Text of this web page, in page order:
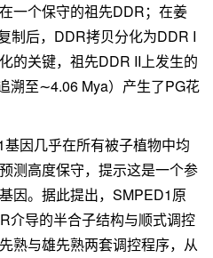
一个保守的祖先DDR；在姜
制后，DDR拷贝分化为DDR I
的关键，祖先DDR II上发生的
溯至∼4.06 Mya）产生了PG花
因几乎在所有被子植物中均
测高度保守，提示这是一个参
因。据此提出，SMPED1原
介导的半合子结构与顺式调控
熟与雄先熟两套调控程序，从